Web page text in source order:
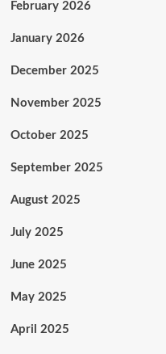
February 2026
January 2026
December 2025
November 2025
October 2025
September 2025
August 2025
July 2025
June 2025
May 2025
April 2025